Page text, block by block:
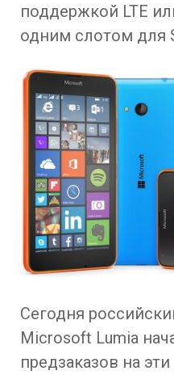
поддержкой LTE
одним слотом для
Сегодня
Microsoft Lumia
предзаказов на